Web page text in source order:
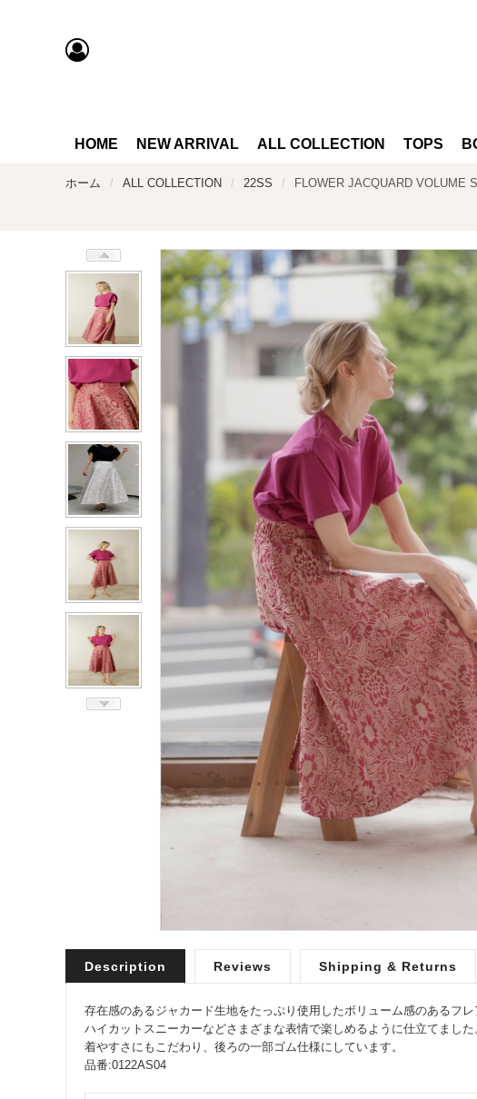
HOME NEW ARRIVAL ALL COLLECTION TOPS
ホーム ALL COLLECTION 22SS FLOWER JACQUARD VOLUME
Description Reviews Shipping & Returns
存在感のあるジャカード生地をたっぷり使用したボリューム感のあるフ
ハイカットスニーカーなどさまざまな表情で楽しめるように仕立てました
着やすさにもこだわり、後ろの一部ゴム仕様にしています。
品番:0122AS04